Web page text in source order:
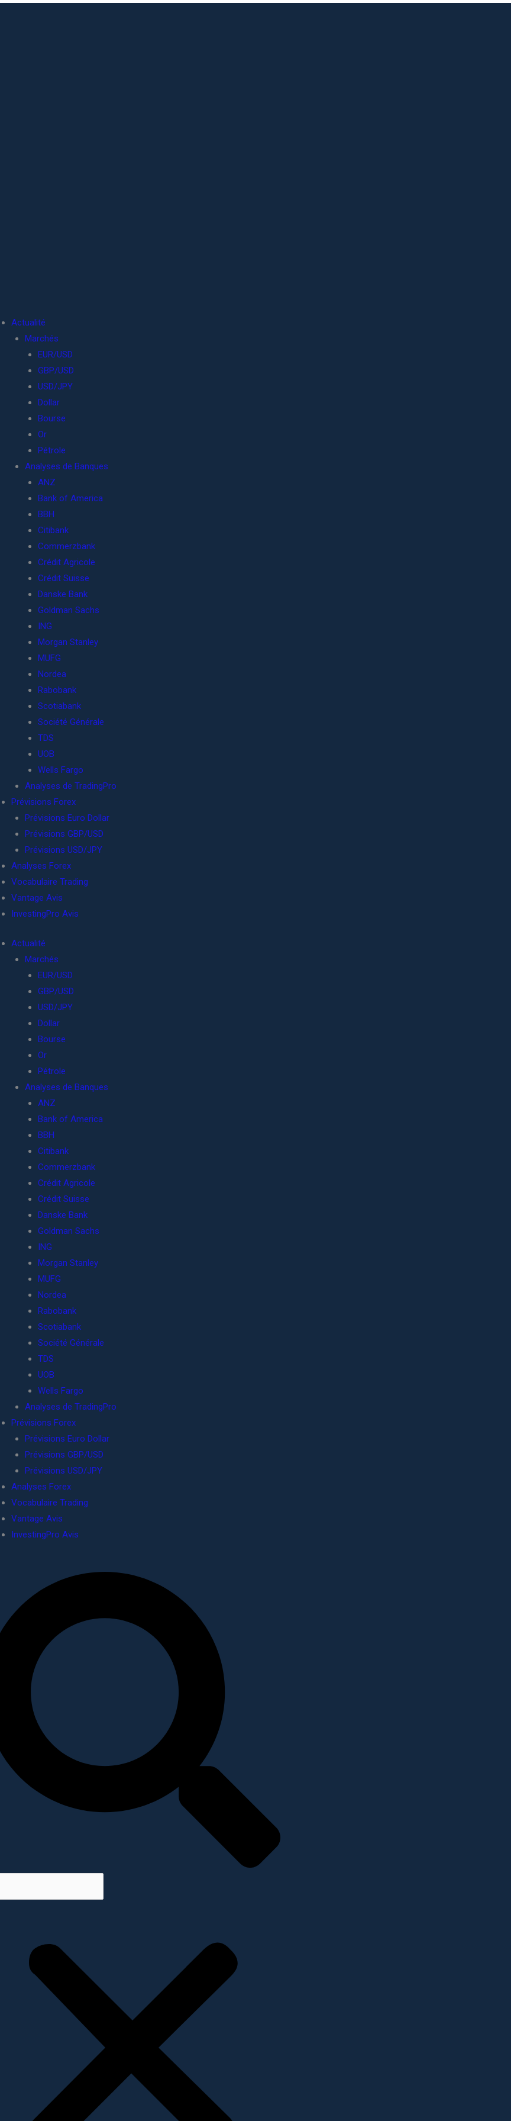
Actualité
Marchés
EUR/USD
GBP/USD
USD/JPY
Dollar
Bourse
Or
Pétrole
Analyses de Banques
ANZ
Bank of America
BBH
Citibank
Commerzbank
Crédit Agricole
Crédit Suisse
Danske Bank
Goldman Sachs
ING
Morgan Stanley
MUFG
Nordea
Rabobank
Scotiabank
Société Générale
TDS
UOB
Wells Fargo
Analyses de TradingPro
Prévisions Forex
Prévisions Euro Dollar
Prévisions GBP/USD
Prévisions USD/JPY
Analyses Forex
Vocabulaire Trading
Vantage Avis
InvestingPro Avis
Actualité
Marchés
EUR/USD
GBP/USD
USD/JPY
Dollar
Bourse
Or
Pétrole
Analyses de Banques
ANZ
Bank of America
BBH
Citibank
Commerzbank
Crédit Agricole
Crédit Suisse
Danske Bank
Goldman Sachs
ING
Morgan Stanley
MUFG
Nordea
Rabobank
Scotiabank
Société Générale
TDS
UOB
Wells Fargo
Analyses de TradingPro
Prévisions Forex
Prévisions Euro Dollar
Prévisions GBP/USD
Prévisions USD/JPY
Analyses Forex
Vocabulaire Trading
Vantage Avis
InvestingPro Avis